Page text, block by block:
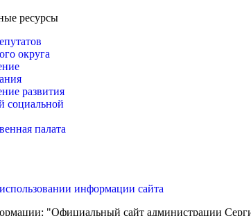
ресурсы
округа
развития
социальной
палата
информации сайта
"Официальный сайт администрации